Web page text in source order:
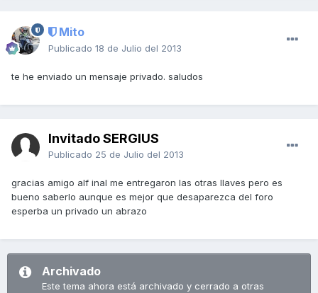
Mito
Publicado 18 de Julio del 2013
te he enviado un mensaje privado. saludos
Invitado SERGIUS
Publicado 25 de Julio del 2013
gracias amigo alf inal me entregaron las otras llaves pero es
bueno saberlo aunque es mejor que desaparezca del foro
esperba un privado un abrazo
Archivado
Este tema ahora está archivado y cerrado a otras